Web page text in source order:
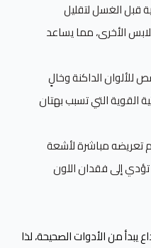
قبل الغسل لتقليل
الأخرى، مما يساعد
الداكنة وخالٍ
القوية التي تسبب بهتان
تعريضه مباشرة لأشعة
إلى فقدان اللون
يبدأ من الأدوات الصحيحة، لذا